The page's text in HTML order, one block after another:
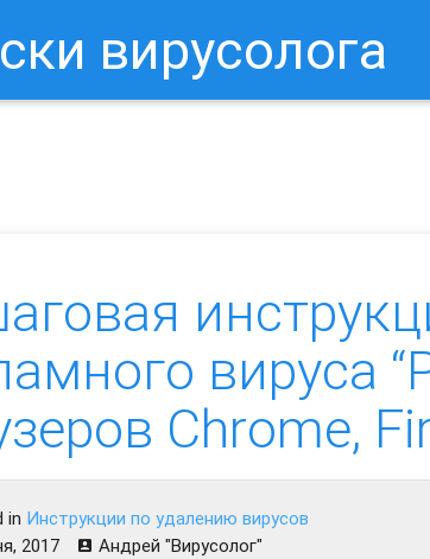
вирусолога
вируса
Chrome,
in Инструкции по удалению вирусов
2017
Андрей "Вирусолог"